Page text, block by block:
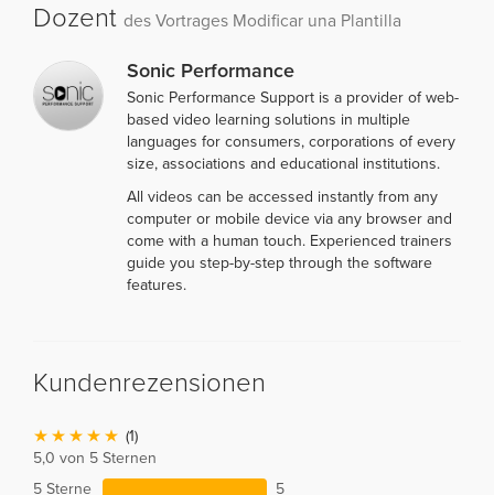
Dozent des Vortrages Modificar una Plantilla
Sonic Performance
Sonic Performance Support is a provider of web-
based video learning solutions in multiple
languages for consumers, corporations of every
size, associations and educational institutions.
All videos can be accessed instantly from any
computer or mobile device via any browser and
come with a human touch. Experienced trainers
guide you step-by-step through the software
features.
Kundenrezensionen
(1)
5,0 von 5 Sternen
5 Sterne
5